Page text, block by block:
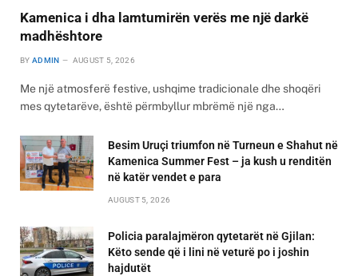
Kamenica i dha lamtumirën verës me një darkë
madhështore
BY ADMIN AUGUST 5, 2026
Me një atmosferë festive, ushqime tradicionale dhe shoqëri
mes qytetarëve, është përmbyllur mbrëmë një nga…
Besim Uruçi triumfon në Turneun e Shahut në
Kamenica Summer Fest – ja kush u renditën
në katër vendet e para
AUGUST 5, 2026
Policia paralajmëron qytetarët në Gjilan:
Këto sende që i lini në veturë po i joshin
hajdutët